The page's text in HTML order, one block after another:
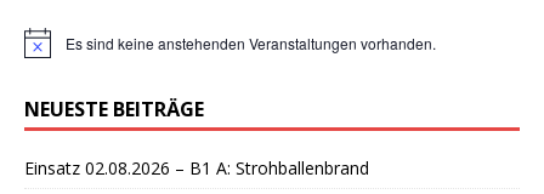
H
w
e
s
Es sind keine anstehenden Veranstaltungen vorhanden.
NEUESTE BEITRÄGE
Einsatz 02.08.2026 – B1 A: Strohballenbrand